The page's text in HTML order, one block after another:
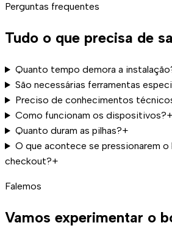
Perguntas frequentes
Tudo o que precisa de
Quanto tempo demora a
São necessárias ferramentas
Preciso de conhecimentos
Como funcionam os dispositivos?+
Quanto duram as pilhas?+
O que acontece se pressionarem o
checkout?+
Falemos
Vamos experimentar o